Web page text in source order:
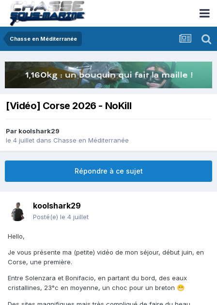
Chasse en Méditerranée
[Vidéo] Corse 2026 - NoKill
Par koolshark29
le 4 juillet dans Chasse en Méditerranée
Répondre à ce sujet
koolshark29
Posté(e) le 4 juillet
Hello,
Je vous présente ma (petite) vidéo de mon séjour, début juin, en
Corse, une première.
Entre Solenzara et Bonifacio, en partant du bord, des eaux
cristallines, 23°c en moyenne, un choc pour un breton 😁